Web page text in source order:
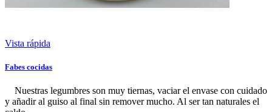
Vista rápida
Fabes cocidas
Nuestras legumbres son muy tiernas, vaciar el envase con cuidado
y añadir al guiso al final sin remover mucho. Al ser tan naturales el